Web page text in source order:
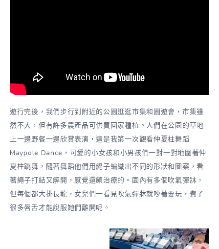
遊行完後，我們步行到附近的公園逛逛市集和園遊會，市集雖
然不大，但有許多農產品可供買回家種植。人們在公園的草地
上一邊野餐一邊欣賞表演，這是我第一次觀看仲夏柱舞蹈
Maypole Dance，可愛的小女孩和小男孩們一對一對地圍著仲
夏柱跳舞，隨著舞蹈他們用繩子編織出不同的形狀和圖案，看
著繩子打結又解開，感覺還頗治療的。園內有多個吹氣彈牀，
但每個都大排長龍，女兒們一看見吹氣彈牀就吵著要玩，費了
很多唇舌才能說服她們離開呢。